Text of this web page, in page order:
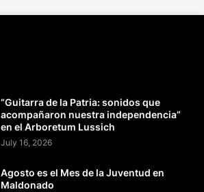
“Guitarra de la Patria: sonidos que
acompañaron nuestra independencia”
en el Arboretum Lussich
July 16, 2026
Agosto es el Mes de la Juventud en
Maldonado